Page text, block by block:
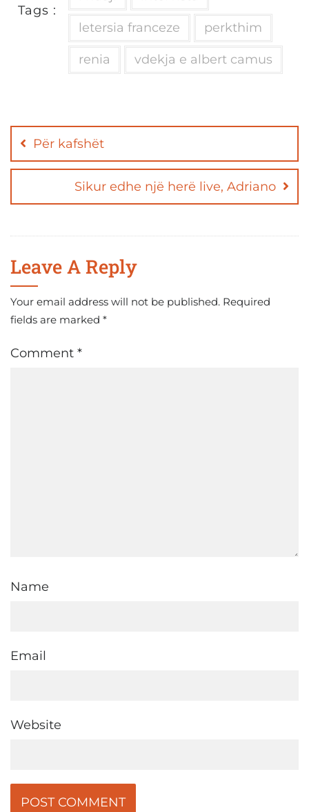
Tags :
letersia franceze perkthim
renia vdekja e albert camus
navigation
Për kafshët
Sikur edhe një herë live, Adriano
Leave A Reply
Your email address will not be published. Required
fields are marked *
Comment *
Name
Email
Website